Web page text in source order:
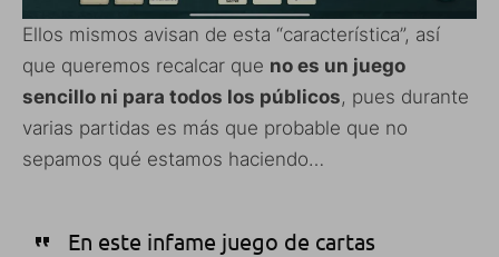
Ellos mismos avisan de esta “característica”, así
que queremos recalcar que no es un juego
sencillo ni para todos los públicos, pues durante
varias partidas es más que probable que no
sepamos qué estamos haciendo…
En este infame juego de cartas